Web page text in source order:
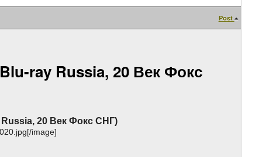
Post
ray Russia, 20 Век Фокс
20 Век Фокс СНГ)
image]